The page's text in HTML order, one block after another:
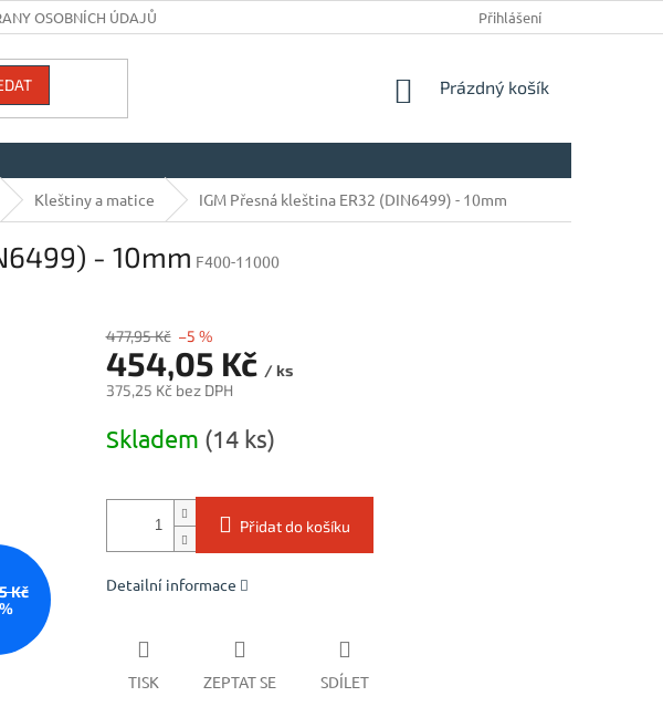
OSOBNÍCH ÚDAJŮ Přihlášení
NÁKUPNÍ
Prázdný košík
Kleštiny a matice IGM Přesná kleština ER32 (DIN6499) - 10mm
- 10mm F400-11000
Kč
477,95 Kč –5 %
454,05 Kč / ks
375,25 Kč bez DPH
cena:
Skladem (14 ks)
Přidat do košíku
Detailní informace
TISK ZEPTAT SE SDÍLET